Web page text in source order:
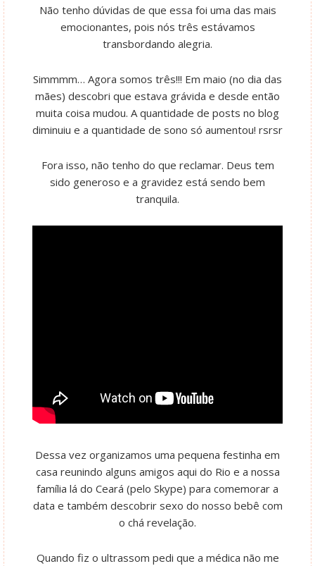
Não tenho dúvidas de que essa foi uma das mais
emocionantes, pois nós três estávamos
transbordando alegria.
Simmmm… Agora somos três!!! Em maio (no dia das
mães) descobri que estava grávida e desde então
muita coisa mudou. A quantidade de posts no blog
diminuiu e a quantidade de sono só aumentou! rsrsr
Fora isso, não tenho do que reclamar. Deus tem
sido generoso e a gravidez está sendo bem
tranquila.
Dessa vez organizamos uma pequena festinha em
casa reunindo alguns amigos aqui do Rio e a nossa
família lá do Ceará (pelo Skype) para comemorar a
data e também descobrir sexo do nosso bebê com
o chá revelação.
Quando fiz o ultrassom pedi que a médica não me